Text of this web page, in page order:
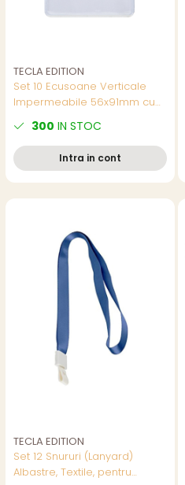
TECLA EDITION
Set 10 Ecusoane Verticale
Impermeabile 56x91mm cu
Universala - Suporturi pentru
Badge-uri Verticale, Model
5759
300 IN STOC
Intra in cont
TECLA EDITION
Set 12 Snururi (Lanyard)
Albastre, Textile, pentru